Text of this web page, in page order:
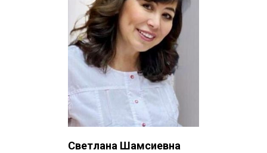
Светлана Шамсиевна